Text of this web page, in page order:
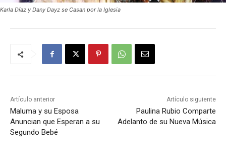
Karla Díaz y Dany Dayz se Casan por la Iglesia
Artículo anterior
Maluma y su Esposa
Anuncian que Esperan a su
Segundo Bebé
Artículo siguiente
Paulina Rubio Comparte
Adelanto de su Nueva Música